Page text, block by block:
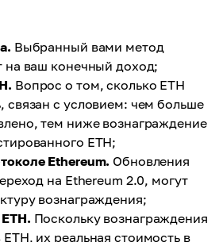
Выбранный вами метод
на ваш конечный доход;
Вопрос о том, сколько ETH
связан с условием: чем больше
тем ниже вознаграждение
ETH;
Ethereum. Обновления
на Ethereum 2.0, могут
вознаграждения;
Поскольку вознаграждения
их реальная стоимость в